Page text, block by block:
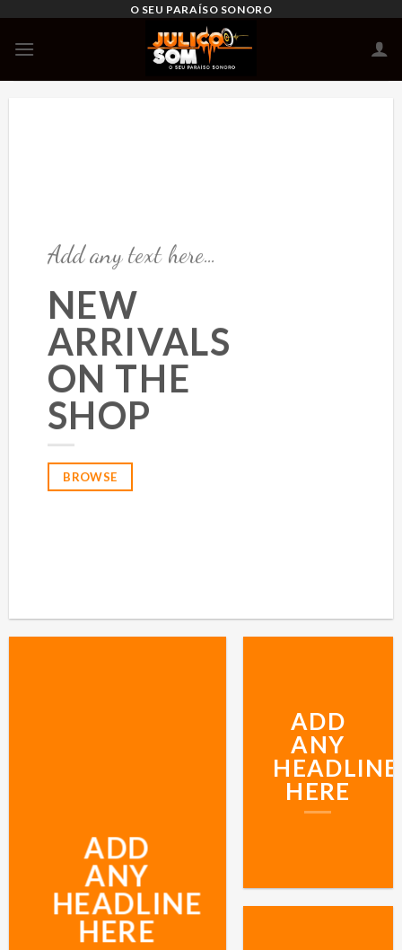
content
O SEU PARAÍSO SONORO
Add any text here…
NEW
ARRIVALS
ON THE
SHOP
BROWSE
ADD
ANY
HEADLINE
HERE
ADD
ANY
HEADLINE
HERE